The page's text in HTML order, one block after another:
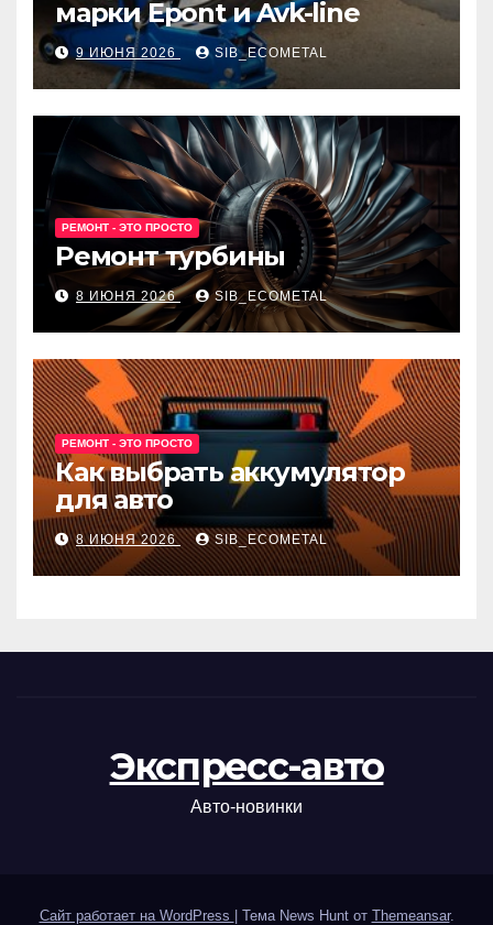
марки Epont и Avk-line
9 ИЮНЯ 2026 SIB_ECOMETAL
РЕМОНТ - ЭТО ПРОСТО
Ремонт турбины
8 ИЮНЯ 2026 SIB_ECOMETAL
РЕМОНТ - ЭТО ПРОСТО
Как выбрать аккумулятор
для авто
8 ИЮНЯ 2026 SIB_ECOMETAL
Экспресс-авто
Авто-новинки
Сайт работает на WordPress | Тема News Hunt от Themeansar.